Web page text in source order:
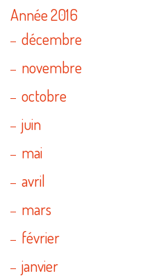
Année 2016
décembre
novembre
octobre
juin
mai
avril
mars
février
janvier